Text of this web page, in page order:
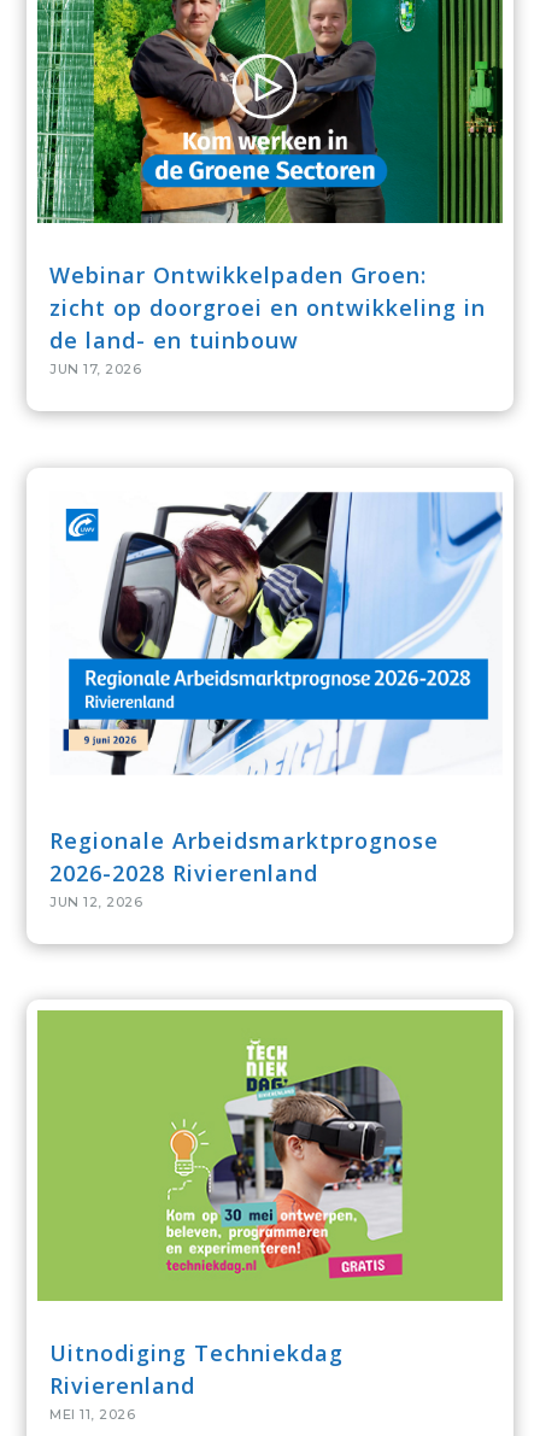
Webinar Ontwikkelpaden Groen:
zicht op doorgroei en ontwikkeling in
de land- en tuinbouw
JUN 17, 2026
Regionale Arbeidsmarktprognose
2026-2028 Rivierenland
JUN 12, 2026
Uitnodiging Techniekdag
Rivierenland
MEI 11, 2026